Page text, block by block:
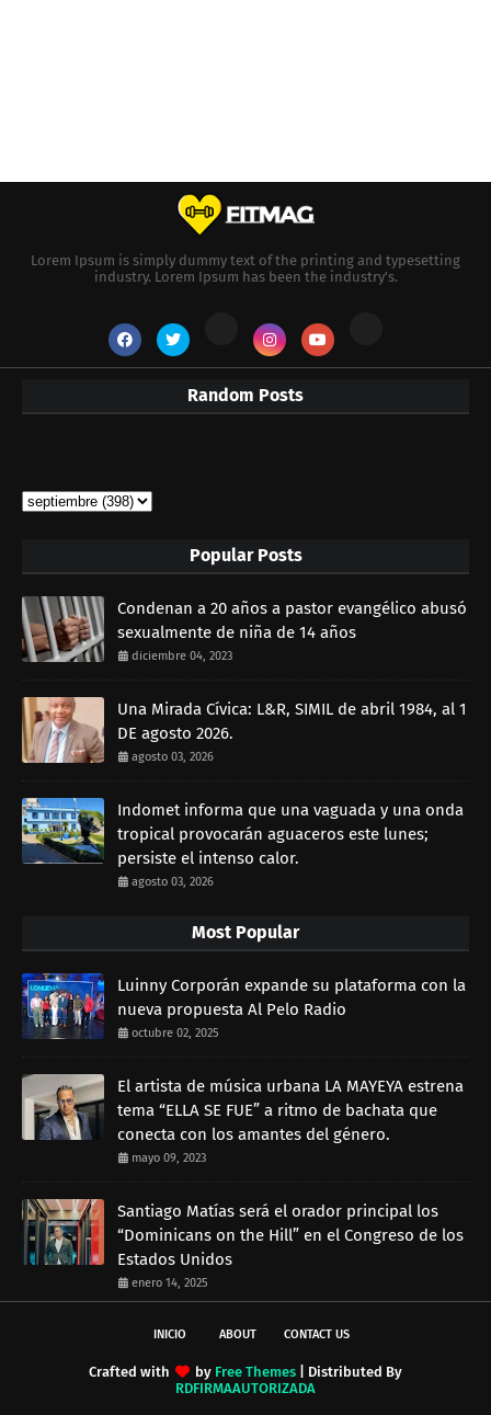
Lorem Ipsum is simply dummy text of the printing and typesetting
industry. Lorem Ipsum has been the industry's.
Random Posts
Popular Posts
Condenan a 20 años a pastor evangélico abusó
sexualmente de niña de 14 años
diciembre 04, 2023
Una Mirada Cívica: L&R, SIMIL de abril 1984, al 1
DE agosto 2026.
agosto 03, 2026
Indomet informa que una vaguada y una onda
tropical provocarán aguaceros este lunes;
persiste el intenso calor.
agosto 03, 2026
Most Popular
Luinny Corporán expande su plataforma con la
nueva propuesta Al Pelo Radio
octubre 02, 2025
El artista de música urbana LA MAYEYA estrena
tema “ELLA SE FUE” a ritmo de bachata que
conecta con los amantes del género.
mayo 09, 2023
Santiago Matías será el orador principal los
“Dominicans on the Hill” en el Congreso de los
Estados Unidos
enero 14, 2025
INICIO ABOUT CONTACT US
Crafted with by Free Themes | Distributed By
RDFIRMAAUTORIZADA